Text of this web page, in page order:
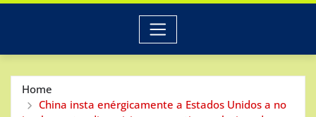
Home
China insta enérgicamente a Estados Unidos a no